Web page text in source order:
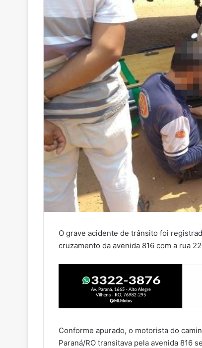
O grave acidente de trânsito foi
cruzamento da avenida 816 com a rua
Conforme apurado, o motorista do
Paraná/RO transitava pela avenida 816